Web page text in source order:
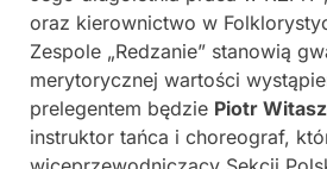
oraz kierownictwo w
Zespole „Redzanie” stanowią
merytorycznej wartości
prelegentem będzie Piotr
instruktor tańca i choreograf,